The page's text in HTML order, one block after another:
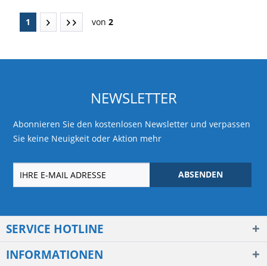
1 von 2
NEWSLETTER
Abonnieren Sie den kostenlosen Newsletter und verpassen
Sie keine Neuigkeit oder Aktion mehr
ABSENDEN
SERVICE HOTLINE
INFORMATIONEN